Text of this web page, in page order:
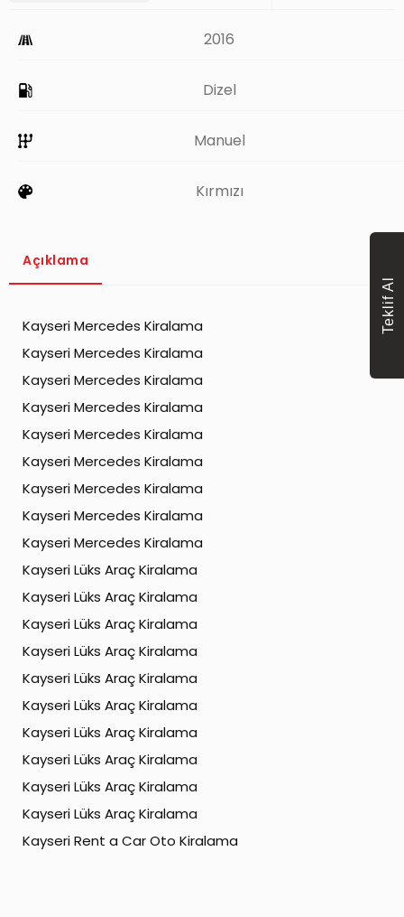
2016
Dizel
Manuel
Kırmızı
Açıklama
Kayseri Mercedes Kiralama
Kayseri Mercedes Kiralama
Kayseri Mercedes Kiralama
Kayseri Mercedes Kiralama
Kayseri Mercedes Kiralama
Kayseri Mercedes Kiralama
Kayseri Mercedes Kiralama
Kayseri Mercedes Kiralama
Kayseri Mercedes Kiralama
Kayseri Lüks Araç Kiralama
Kayseri Lüks Araç Kiralama
Kayseri Lüks Araç Kiralama
Kayseri Lüks Araç Kiralama
Kayseri Lüks Araç Kiralama
Kayseri Lüks Araç Kiralama
Kayseri Lüks Araç Kiralama
Kayseri Lüks Araç Kiralama
Kayseri Lüks Araç Kiralama
Kayseri Lüks Araç Kiralama
Kayseri Rent a Car Oto Kiralama
Teklif Al